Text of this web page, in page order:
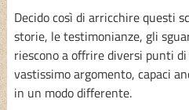
Decido così di arricchire questi
storie, le testimonianze, gli
riescono a offrire diversi punti
vastissimo argomento, capaci
in un modo differente.